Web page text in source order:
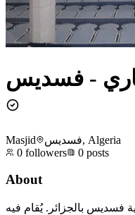
- فسديس
Masjid
فسديس, Algeria
0 followers 0 posts
About
فسديس بالجزائر. يُقام فيه